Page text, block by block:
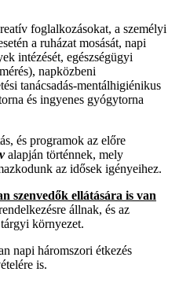
foglalkozásokat, a személyi
a ruházat mosását, napi
intézését, egészségügyi
napközbeni
tanácsadás-mentálhigiénikus
és ingyenes gyógytorna
és programok az előre
alapján történnek, mely
az idősek igényeihez.
szenvedők ellátására is van
állnak, és az
környezet.
napi háromszori étkezés
is.